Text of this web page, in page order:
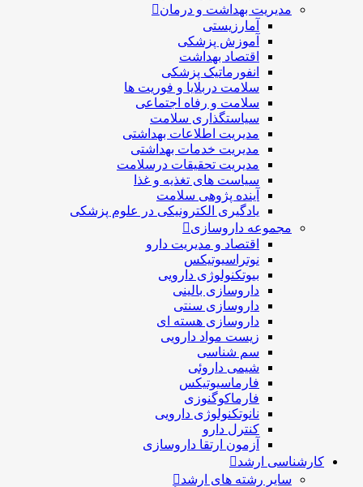
مدیریت بهداشت و درمان
آمارزیستی
آموزش پزشکی
اقتصاد بهداشت
انفورماتیک پزشکی
سلامت دربلايا و فوريت ها
سلامت و رفاه اجتماعی
سیاستگذاری سلامت
مدیریت اطلاعات بهداشتی
مدیریت خدمات بهداشتی
مدیریت تحقیقات درسلامت
سیاست های تغذیه و غذا
آینده پژوهی سلامت
یادگیری الکترونیکی در علوم پزشکی
مجموعه داروسازی
اقتصاد و مديريت دارو
نوتراسیوتیکس
بيوتكنولوژی دارویی
داروسازی بالينی
داروسازی سنتی
داروسازی هسته ای
زیست مواد دارویی
سم شناسی
شيمی داروئی
فارماسيوتيكس
فارماكوگنوزی
نانوتکنولوژی دارویی
كنترل دارو
آزمون ارتقا داروسازی
کارشناسی ارشد
سایر رشته های ارشد